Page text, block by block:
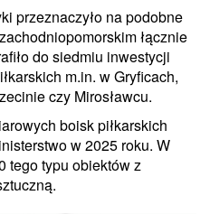
przeznaczyło na podobne
łącznie
do siedmiu inwestycji
m.in. w Gryficach,
czy Mirosławcu.
boisk piłkarskich
w 2025 roku. W
tego typu obiektów z